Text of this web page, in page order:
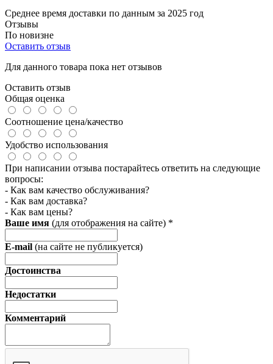
Среднее время доставки по данным за 2025 год
Отзывы
По новизне
Оставить отзыв
Для данного товара пока нет отзывов
Оставить отзыв
Общая оценка
Соотношение цена/качество
Удобство использования
При написании отзыва постарайтесь ответить на следующие
вопросы:
- Как вам качество обслуживания?
- Как вам доставка?
- Как вам цены?
Ваше имя (для отображения на сайте) *
E-mail (на сайте не публикуется)
Достоинства
Недостатки
Комментарий